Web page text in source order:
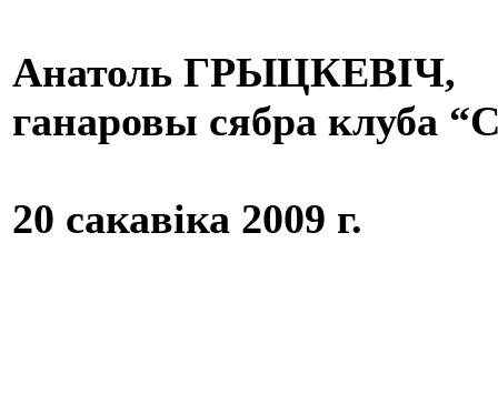
Анатоль ГРЫЦКЕВІЧ,
ганаровы сябра клуба
20 сакавіка 2009 г.